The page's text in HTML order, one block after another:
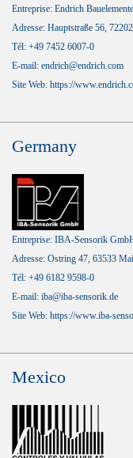
Entreprise: Endrich
Adresse: Hauptstraße 56,
Tél: +49 7452 6007-0
E-mail: endrich@endrich.com
Site Web: https://
Germany
Entreprise: IBA-Sensorik
Adresse: Ostring 47, 63533
Tél: +49 6182 9598-0
E-mail: iba@iba-sensorik.de
Site Web: https://www.iba-
Mexico